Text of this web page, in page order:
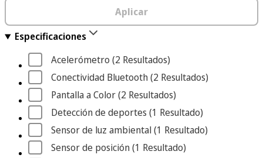
Aplicar
Especificaciones
Acelerómetro (2 Resultados)
Conectividad Bluetooth (2 Resultados)
Pantalla a Color (2 Resultados)
Detección de deportes (1 Resultado)
Sensor de luz ambiental (1 Resultado)
Sensor de posición (1 Resultado)